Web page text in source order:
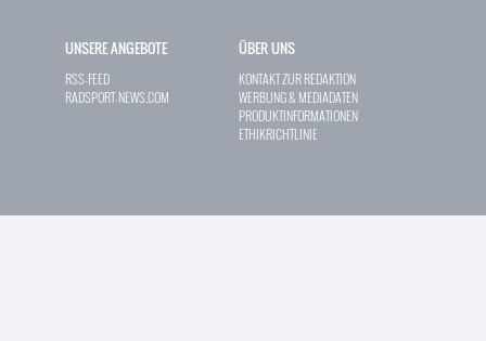
UNSERE ANGEBOTE
RSS-FEED
RADSPORT-NEWS.COM
ÜBER UNS
KONTAKT ZUR REDAKTION
WERBUNG & MEDIADATEN
PRODUKTINFORMATIONEN
ETHIKRICHTLINIE